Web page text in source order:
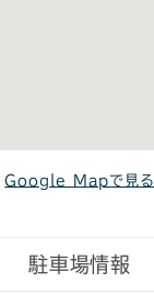
Google Mapで見る
駐車場情報